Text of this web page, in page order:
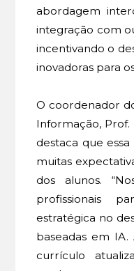
abordagem
integração com
incentivando o
inovadoras para
O coordenador
Informação, Prof.
destaca que
muitas
dos alunos.
profissionais
estratégica no
baseadas em
currículo